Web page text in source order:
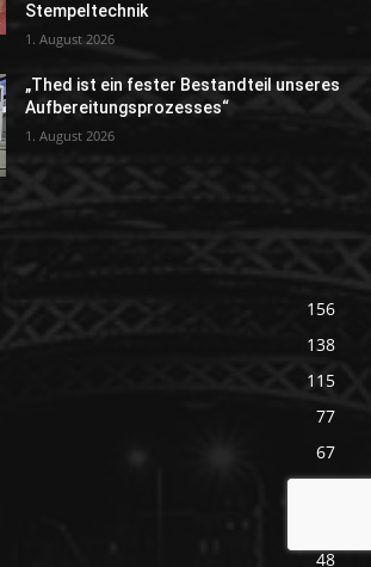
Stempeltechnik
1. August 2026
„Thed ist ein fester Bestandteil unseres
Aufbereitungsprozesses“
1. August 2026
156
138
115
77
67
48